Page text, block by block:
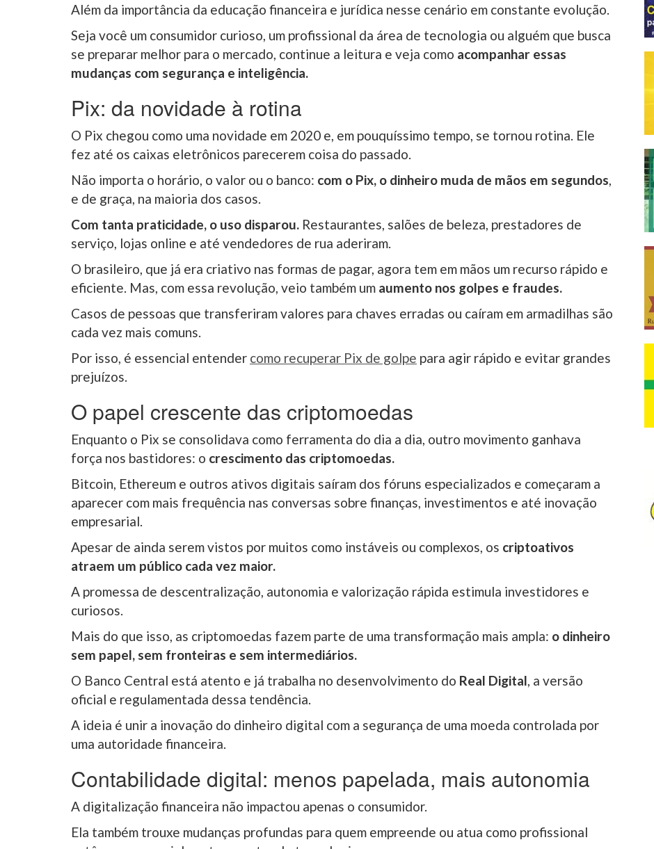
Além da importância da educação financeira e jurídica nesse cenário em constante evolução.
Seja você um consumidor curioso, um profissional da área de tecnologia ou alguém que busca
se preparar melhor para o mercado, continue a leitura e veja como acompanhar essas
mudanças com segurança e inteligência.
Pix: da novidade à rotina
O Pix chegou como uma novidade em 2020 e, em pouquíssimo tempo, se tornou rotina. Ele
fez até os caixas eletrônicos parecerem coisa do passado.
Não importa o horário, o valor ou o banco: com o Pix, o dinheiro muda de mãos em segundos
e de graça, na maioria dos casos.
Com tanta praticidade, o uso disparou. Restaurantes, salões de beleza, prestadores de
serviço, lojas online e até vendedores de rua aderiram.
O brasileiro, que já era criativo nas formas de pagar, agora tem em mãos um recurso rápido e
eficiente. Mas, com essa revolução, veio também um aumento nos golpes e fraudes.
Casos de pessoas que transferiram valores para chaves erradas ou caíram em armadilhas são
cada vez mais comuns.
Por isso, é essencial entender como recuperar Pix de golpe para agir rápido e evitar grandes
prejuízos.
O papel crescente das criptomoedas
Enquanto o Pix se consolidava como ferramenta do dia a dia, outro movimento ganhava
força nos bastidores: o crescimento das criptomoedas.
Bitcoin, Ethereum e outros ativos digitais saíram dos fóruns especializados e começaram a
aparecer com mais frequência nas conversas sobre finanças, investimentos e até inovação
empresarial.
Apesar de ainda serem vistos por muitos como instáveis ou complexos, os criptoativos
atraem um público cada vez maior.
A promessa de descentralização, autonomia e valorização rápida estimula investidores e
curiosos.
Mais do que isso, as criptomoedas fazem parte de uma transformação mais ampla: o dinheiro
sem papel, sem fronteiras e sem intermediários.
O Banco Central está atento e já trabalha no desenvolvimento do Real Digital , a versão
oficial e regulamentada dessa tendência.
A ideia é unir a inovação do dinheiro digital com a segurança de uma moeda controlada por
uma autoridade financeira.
Contabilidade digital: menos papelada, mais autonomia
A digitalização financeira não impactou apenas o consumidor.
Ela também trouxe mudanças profundas para quem empreende ou atua como profissional